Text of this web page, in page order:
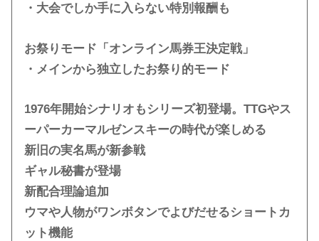
・大会でしか手に入らない特別報酬も
お祭りモード「オンライン馬券王決定戦」
・メインから独立したお祭り的モード
1976年開始シナリオもシリーズ初登場。TTGやス
ーパーカーマルゼンスキーの時代が楽しめる
新旧の実名馬が新参戦
ギャル秘書が登場
新配合理論追加
ウマや人物がワンボタンでよびだせるショートカ
ット機能